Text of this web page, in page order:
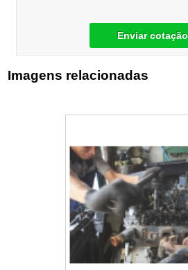
Enviar cotação
Imagens relacionadas